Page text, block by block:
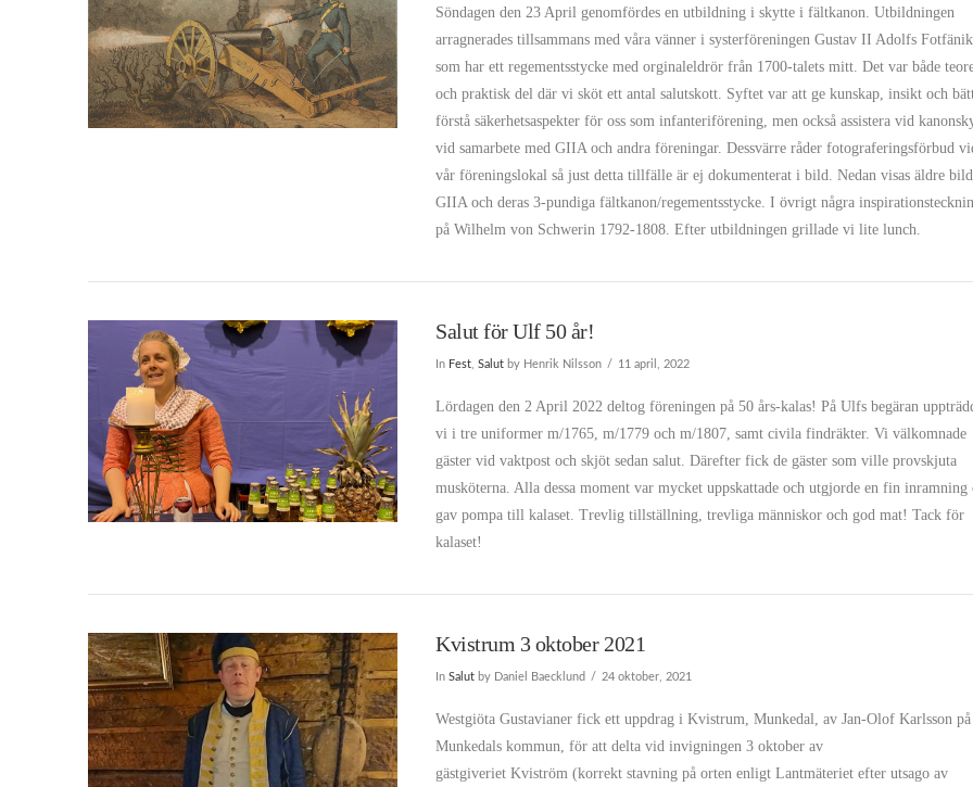
VIEW POST
Söndagen den 23 April genomfördes en utbildning i skytte i fältkanon. Utbildningen
arragnerades tillsammans med våra vänner i systerföreningen Gustav II Adolfs
som har ett regementsstycke med orginaleldrör från 1700-talets mitt. Det var både
och praktisk del där vi sköt ett antal salutskott. Syftet var att ge kunskap, insikt och
förstå säkerhetsaspekter för oss som infanteriförening, men också assistera vid
vid samarbete med GIIA och andra föreningar. Dessvärre råder fotograferingsförbud
vår föreningslokal så just detta tillfälle är ej dokumenterat i bild. Nedan visas äldre
GIIA och deras 3-pundiga fältkanon/regementsstycke. I övrigt några
på Wilhelm von Schwerin 1792-1808. Efter utbildningen grillade vi lite lunch.
Salut för Ulf 50 år!
In Fest ,Salut by Henrik Nilsson 11 april, 2022
Lördagen den 2 April 2022 deltog föreningen på 50 års-kalas! På Ulfs begäran
vi i tre uniformer m/1765, m/1779 och m/1807, samt civila findräkter. Vi välkomnade
gäster vid vaktpost och skjöt sedan salut. Därefter fick de gäster som ville provskjuta
musköterna. Alla dessa moment var mycket uppskattade och utgjorde en fin inramning
gav pompa till kalaset. Trevlig tillställning, trevliga människor och god mat! Tack för
kalaset!
Kvistrum 3 oktober 2021
InSalut by Daniel Baecklund 24 oktober, 2021
Westgiöta Gustavianer fick ett uppdrag i Kvistrum, Munkedal, av Jan-Olof Karlsson på
Munkedals kommun, för att delta vid invigningen 3 oktober av
gästgiveriet Kviström (korrekt stavning på orten enligt Lantmäteriet efter utsago av